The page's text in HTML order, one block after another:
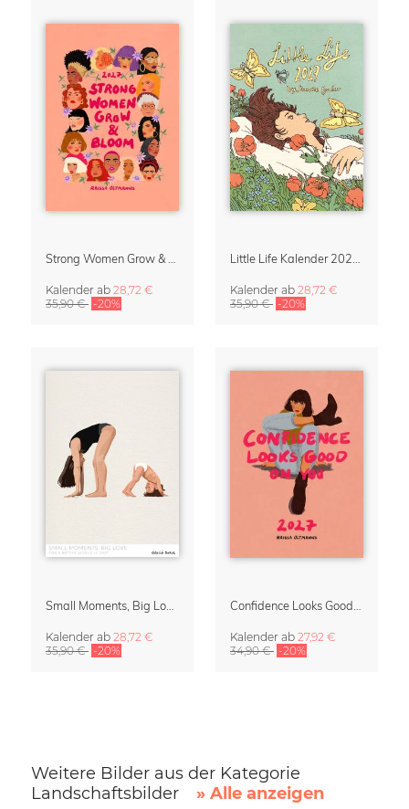
Strong Women Grow & Bloom Kalender 2027
Kalender ab 28,72 €
35,90 € -20%
Little Life Kalender 2027 von Simone Goder
Kalender ab 28,72 €
35,90 € -20%
Small Moments, Big Love – Mutterschaftskalender von Giselle Dekel
Kalender ab 28,72 €
35,90 € -20%
Confidence Looks Good On You Kalender 2027
Kalender ab 27,92 €
34,90 € -20%
Weitere Bilder aus der Kategorie
Landschaftsbilder
» Alle anzeigen